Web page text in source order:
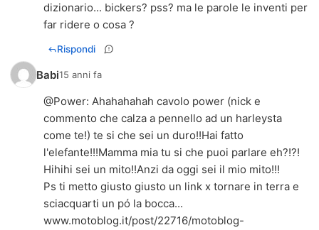
dizionario... bickers? pss? ma le parole le inventi per
far ridere o cosa ?
Rispondi
Babi15 anni fa
@Power: Ahahahahah cavolo power (nick e
commento che calza a pennello ad un harleysta
come te!) te si che sei un duro!!Hai fatto
l'elefante!!!Mamma mia tu si che puoi parlare eh?!?!
Hihihi sei un mito!!Anzi da oggi sei il mio mito!!!
Ps ti metto giusto giusto un link x tornare in terra e
sciacquarti un pó la bocca...
www.motoblog.it/post/22716/motoblog-